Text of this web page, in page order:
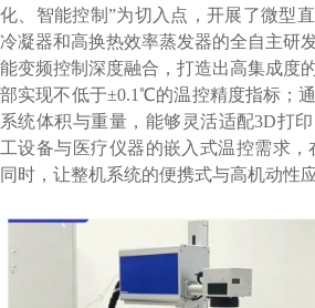
化、智能控制”为切入点，开展了微型
冷凝器和高换热效率蒸发器的全自主研
能变频控制深度融合，打造出高集成度
部实现不低于±0.1℃的温控精度指标；
系统体积与重量，能够灵活适配3D打
工设备与医疗仪器的嵌入式温控需求，
同时，让整机系统的便携式与高机动性